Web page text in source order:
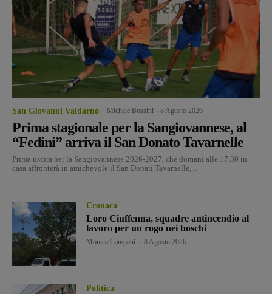
San Giovanni Valdarno Michele Bossini 8 Agosto 2026
Prima stagionale per la Sangiovannese, al
“Fedini” arriva il San Donato Tavarnelle
Prima uscita per la Sangiovannese 2026-2027, che domani alle 17,30 in
casa affronterà in amichevole il San Donati Tavarnelle,...
Cronaca
Loro Ciuffenna, squadre antincendio al
lavoro per un rogo nei boschi
Monica Campani 8 Agosto 2026
Politica